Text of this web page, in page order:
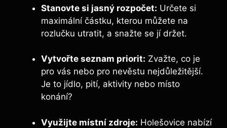
Stanovte si jasný rozpočet: Určete si
maximální částku, kterou můžete na
rozlučku utratit, a snažte se jí držet.
Vytvořte seznam priorit: Zvažte, co je
pro vás nebo pro nevěstu nejdůležitější.
Je to jídlo, pití, aktivity nebo místo
konání?
Využijte místní zdroje: Holešovice nabízí